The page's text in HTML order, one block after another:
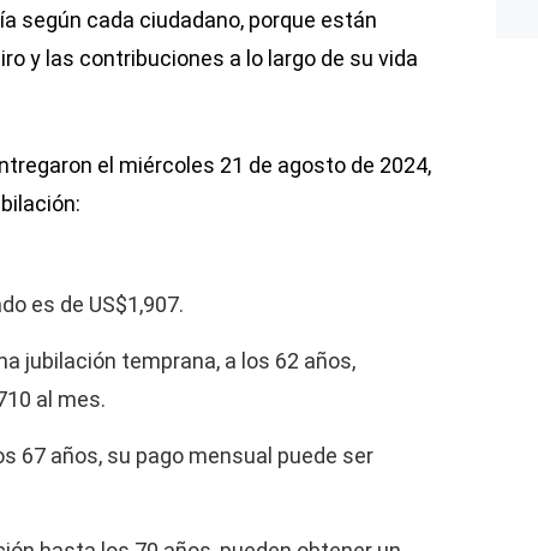
según cada ciudadano, porque están
y las contribuciones a lo largo de su vida
el miércoles 21 de agosto de 2024,
es de US$1,907.
jubilación temprana, a los 62 años,
al mes.
67 años, su pago mensual puede ser